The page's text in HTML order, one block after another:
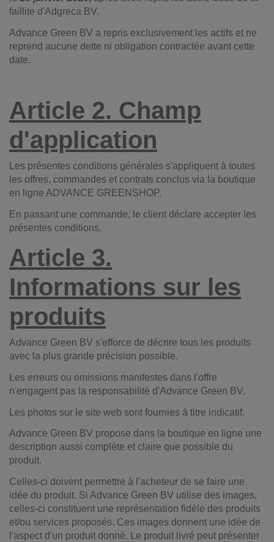
faillite d'Adgreca BV.
Advance Green BV a repris exclusivement les actifs et ne
reprend aucune dette ni obligation contractée avant cette
date.
Article 2. Champ
d'application
Les présentes conditions générales s'appliquent à toutes
les offres, commandes et contrats conclus via la boutique
en ligne ADVANCE GREENSHOP.
En passant une commande, le client déclare accepter les
présentes conditions.
Article 3.
Informations sur les
produits
Advance Green BV s'efforce de décrire tous les produits
avec la plus grande précision possible.
Les erreurs ou omissions manifestes dans l'offre
n'engagent pas la responsabilité d'Advance Green BV.
Les photos sur le site web sont fournies à titre indicatif.
Advance Green BV propose dans la boutique en ligne une
description aussi complète et claire que possible du
produit.
Celles-ci doivent permettre à l'acheteur de se faire une
idée du produit. Si Advance Green BV utilise des images,
celles-ci constituent une représentation fidèle des produits
et/ou services proposés. Ces images donnent une idée de
l'aspect d'un produit donné. Le produit livré peut présenter